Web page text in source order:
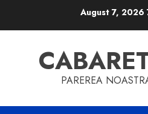
August 7, 2026
PAREREA